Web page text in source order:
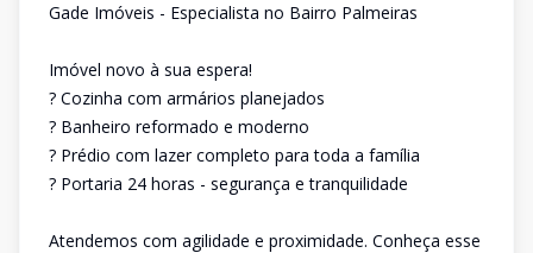
Gade Imóveis - Especialista no Bairro Palmeiras
Imóvel novo à sua espera!
? Cozinha com armários planejados
? Banheiro reformado e moderno
? Prédio com lazer completo para toda a família
? Portaria 24 horas - segurança e tranquilidade
Atendemos com agilidade e proximidade. Conheça esse